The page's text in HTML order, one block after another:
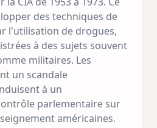
des techniques de
l'utilisation de drogues,
à des sujets souvent
militaires. Les
un scandale
à un
parlementaire sur
américaines.